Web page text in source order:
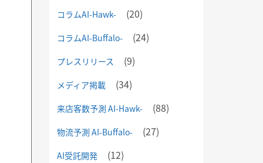
コラムAI-Hawk- (20)
コラムAI-Buffalo- (24)
プレスリリース (9)
メディア掲載 (34)
来店客数予測 AI-Hawk- (88)
物流予測 AI-Buffalo- (27)
AI受託開発 (12)